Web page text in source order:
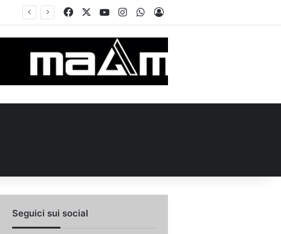
FacebookYou TubeInstagramWhatsApp
Accedi
Seguici sui social